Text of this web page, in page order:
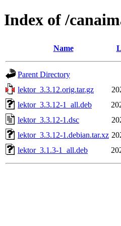
Index of /
Name
Parent Directory
lektor_3.3.12.orig.tar.gz
lektor_3.3.12-1_all.deb
lektor_3.3.12-1.dsc
lektor_3.3.12-1.debian.tar.xz
lektor_3.1.3-1_all.deb